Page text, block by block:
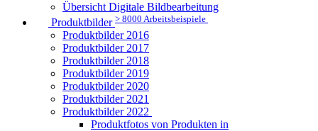
Übersicht Digitale Bildbearbeitung
Produktbilder > 8000 Arbeitsbeispiele
Produktbilder 2016
Produktbilder 2017
Produktbilder 2018
Produktbilder 2019
Produktbilder 2020
Produktbilder 2021
Produktbilder 2022
Produktfotos von Produkten in